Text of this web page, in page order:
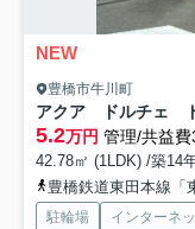
NEW
豊橋市牛川町
アクア ドルチェ
5.2万円 管理/共益費
42.78㎡ (1LDK) /築14
豊橋鉄道東田本線「
駐輪場 インターネ